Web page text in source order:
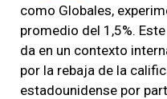
como Globales,
promedio del 1,5%.
da en un contexto
por la rebaja de la
estadounidense por